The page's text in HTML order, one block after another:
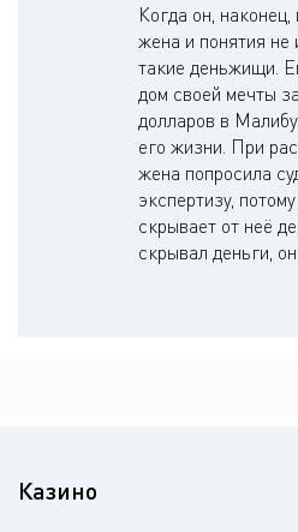
Когда он,
жена и понятия не
такие деньжищи.
дом своей мечты
долларов в
его жизни. При
жена попросила
экспертизу,
скрывает от неё
скрывал деньги,
Казино